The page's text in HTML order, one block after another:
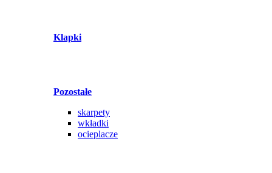
Klapki
Pozostałe
skarpety
wkładki
ocieplacze